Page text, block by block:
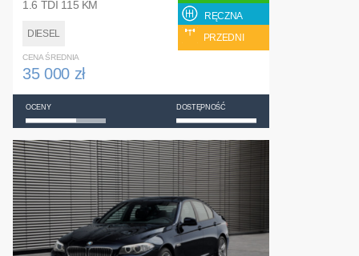
1.6 TDI 115 KM
DIESEL
RĘCZNA
PRZEDNI
CENA ŚREDNIA
35 000 zł
OCENY DOSTĘPNOŚĆ